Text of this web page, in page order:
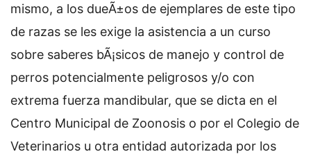
mismo, a los dueÃ±os de ejemplares de este tipo
de razas se les exige la asistencia a un curso
sobre saberes bÃ¡sicos de manejo y control de
perros potencialmente peligrosos y/o con
extrema fuerza mandibular, que se dicta en el
Centro Municipal de Zoonosis o por el Colegio de
Veterinarios u otra entidad autorizada por los